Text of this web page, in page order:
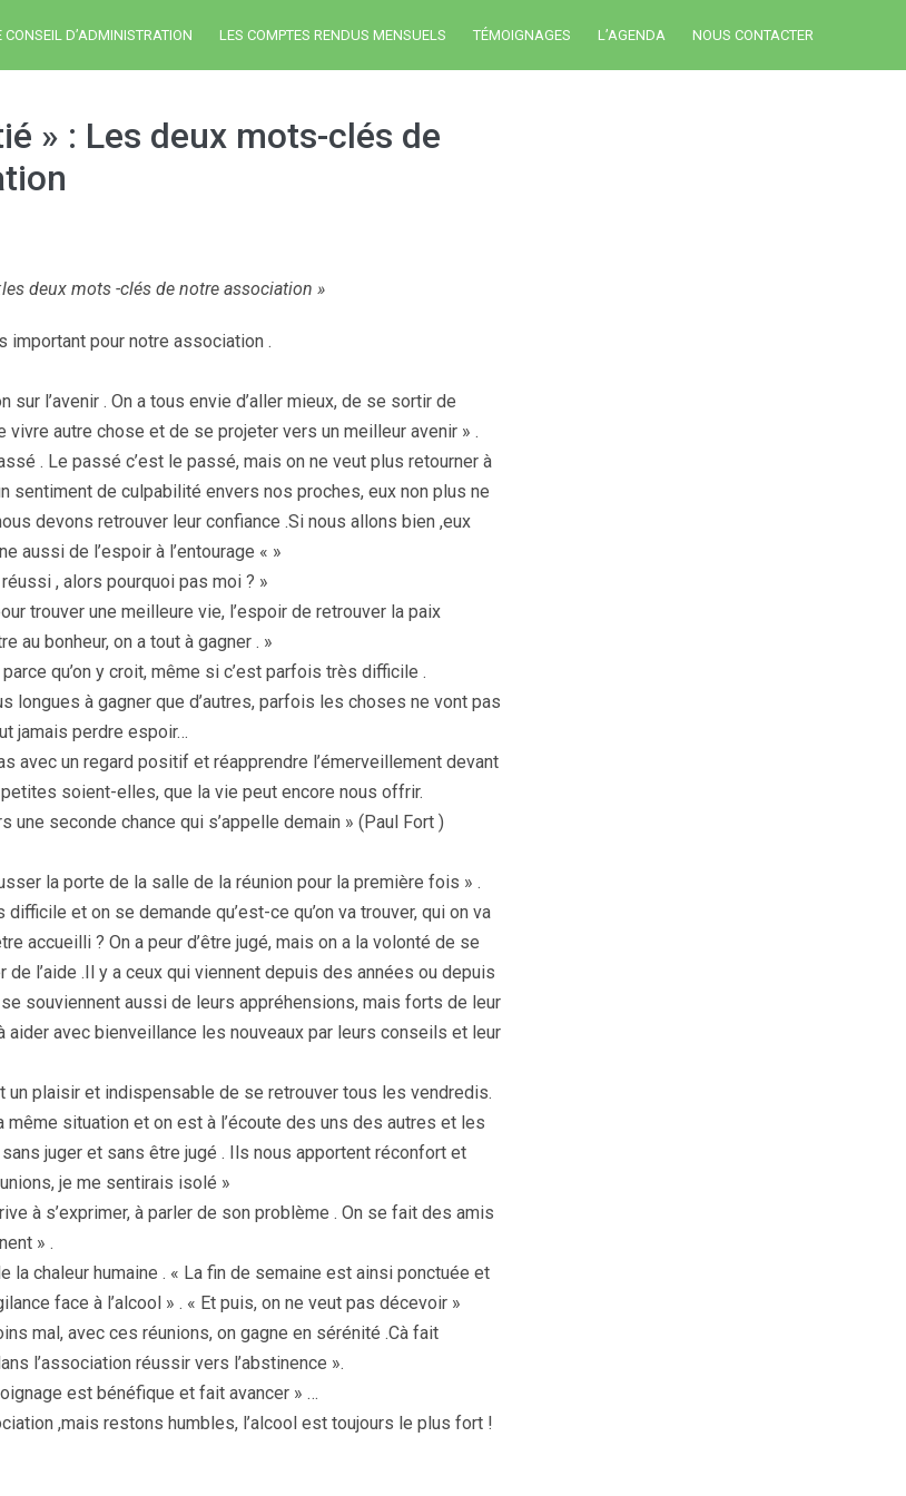
CONSEIL D’ADMINISTRATION LES COMPTES RENDUS MENSUELS TÉMOIGNAGES L’AGENDA NOUS CONTACTER
» : Les deux mots-clés de
deux mots -clés de notre association »
important pour notre association .
sur l’avenir . On a tous envie d’aller mieux, de se sortir de
vivre autre chose et de se projeter vers un meilleur avenir » .
. Le passé c’est le passé, mais on ne veut plus retourner à
sentiment de culpabilité envers nos proches, eux non plus ne
devons retrouver leur confiance .Si nous allons bien ,eux
aussi de l’espoir à l’entourage « »
, alors pourquoi pas moi ? »
trouver une meilleure vie, l’espoir de retrouver la paix
au bonheur, on a tout à gagner . »
qu’on y croit, même si c’est parfois très difficile .
longues à gagner que d’autres, parfois les choses ne vont pas
jamais perdre espoir…
avec un regard positif et réapprendre l’émerveillement devant
soient-elles, que la vie peut encore nous offrir.
une seconde chance qui s’appelle demain » (Paul Fort )
la porte de la salle de la réunion pour la première fois » .
et on se demande qu’est-ce qu’on va trouver, qui on va
accueilli ? On a peur d’être jugé, mais on a la volonté de se
de l’aide .Il y a ceux qui viennent depuis des années ou depuis
souviennent aussi de leurs appréhensions, mais forts de leur
aider avec bienveillance les nouveaux par leurs conseils et leur
un plaisir et indispensable de se retrouver tous les vendredis.
même situation et on est à l’écoute des uns des autres et les
juger et sans être jugé . Ils nous apportent réconfort et
je me sentirais isolé »
à s’exprimer, à parler de son problème . On se fait des amis
» .
la chaleur humaine . « La fin de semaine est ainsi ponctuée et
face à l’alcool » . « Et puis, on ne veut pas décevoir »
mal, avec ces réunions, on gagne en sérénité .Cà fait
l’association réussir vers l’abstinence ».
est bénéfique et fait avancer » …
,mais restons humbles, l’alcool est toujours le plus fort !